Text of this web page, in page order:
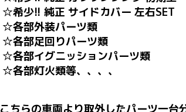
☆希少!! 純正 サイドカバー 左右SET
☆各部外装パーツ類
☆各部足回りパーツ類
☆各部イグニッションパーツ類
☆各部灯火類等、、、、
こちらの車両より取外したパーツ一台